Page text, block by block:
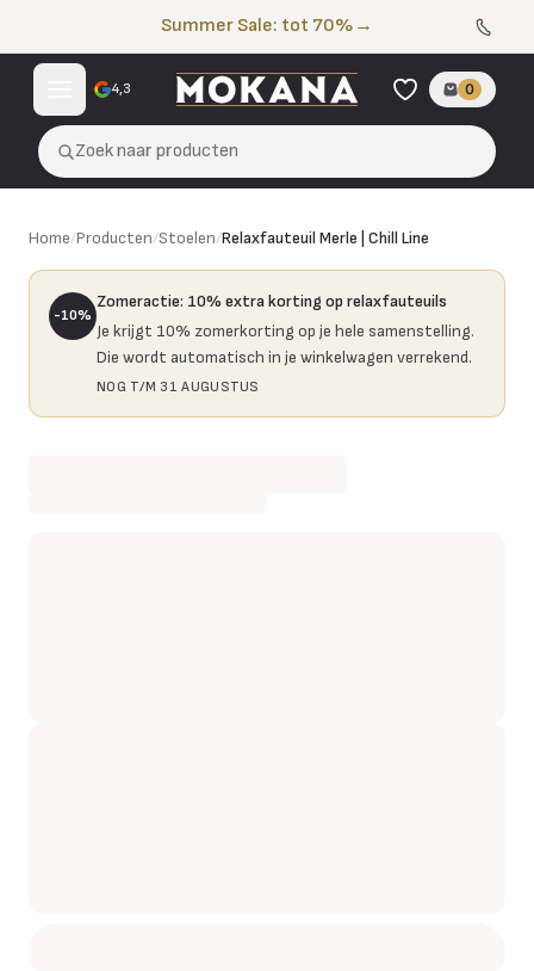
Summer Sale: tot 70% →
4,3 0
Zoek naar producten
Relaxfauteuil Merle | Chill Line
Home/Producten/Stoelen/Relaxfauteuil Merle | Chill Line
-10%
Zomeractie: 10% extra korting op relaxfauteuils
Je krijgt 10% zomerkorting op je hele samenstelling.
Die wordt automatisch in je winkelwagen verrekend.
NOG T/M 31 AUGUSTUS